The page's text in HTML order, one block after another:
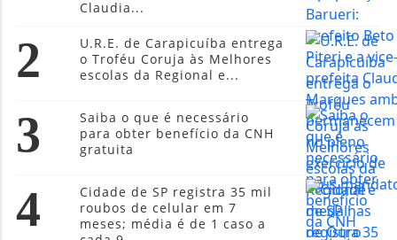
Claudia...
2
U.R.E. de Carapicuíba entrega
o Troféu Coruja às Melhores
escolas da Regional e...
3
Saiba o que é necessário
para obter benefício da CNH
gratuita
4
Cidade de SP registra 35 mil
roubos de celular em 7
meses; média é de 1 caso a